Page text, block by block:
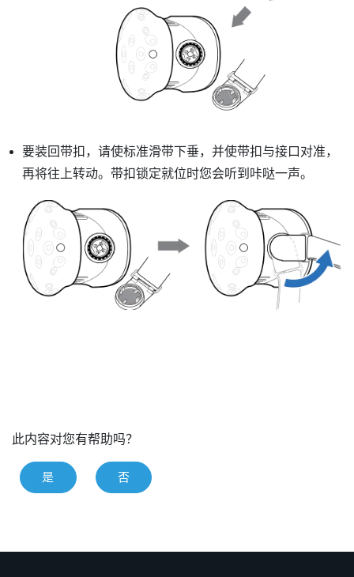
要装回带扣，请使标准滑带下垂，并使带扣与接口对准，
再将往上转动。带扣锁定就位时您会听到咔哒一声。
此内容对您有帮助吗？
是 否